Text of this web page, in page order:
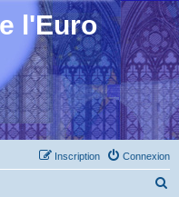
l'Euro
Connexion
Inscription